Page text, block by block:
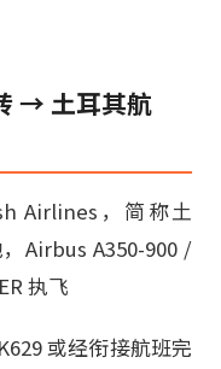
→ 土耳其航
Airlines，简称土
Airbus A350-900 /
执飞
或经衔接航班完